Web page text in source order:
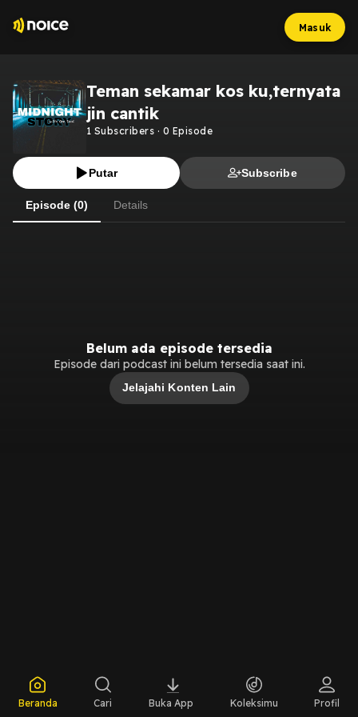
Masuk
Teman sekamar kos ku,ternyata
jin cantik
1 Subscribers · 0 Episode
Putar Subscribe
Episode (0) Details
Belum ada episode tersedia
Episode dari podcast ini belum tersedia saat ini.
Jelajahi Konten Lain
Beranda Cari Buka App Koleksimu Profil